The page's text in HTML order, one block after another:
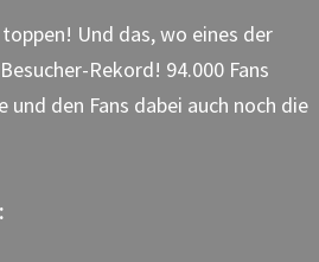
Und das, wo eines der
Rekord! 94.000 Fans
den Fans dabei auch noch die